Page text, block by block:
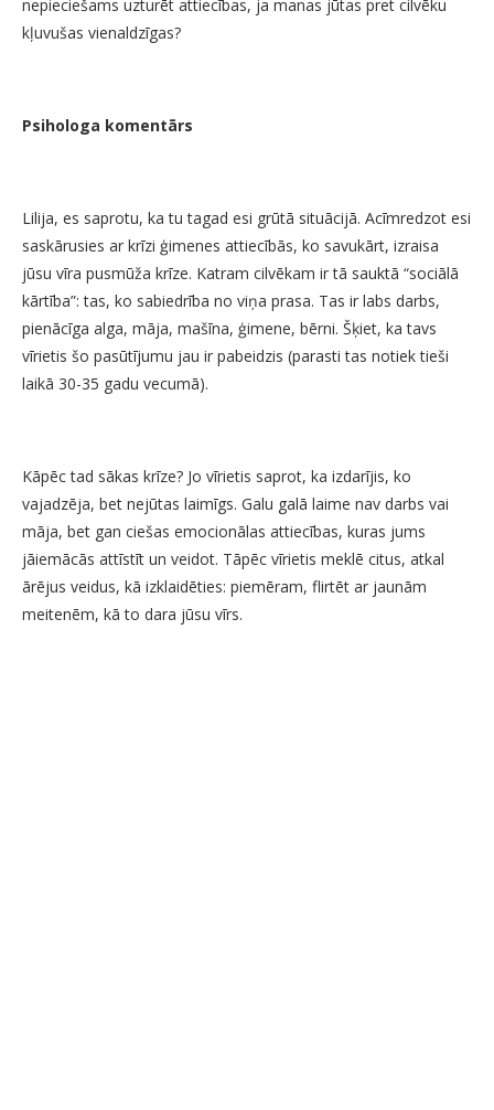
nepieciešams uzturēt attiecības, ja manas jūtas pret cilvēku
kļuvušas vienaldzīgas?
Psihologa komentārs
Lilija, es saprotu, ka tu tagad esi grūtā situācijā. Acīmredzot esi
saskārusies ar krīzi ģimenes attiecībās, ko savukārt, izraisa
jūsu vīra pusmūža krīze. Katram cilvēkam ir tā sauktā “sociālā
kārtība”: tas, ko sabiedrība no viņa prasa. Tas ir labs darbs,
pienācīga alga, māja, mašīna, ģimene, bērni. Šķiet, ka tavs
vīrietis šo pasūtījumu jau ir pabeidzis (parasti tas notiek tieši
laikā 30-35 gadu vecumā).
Kāpēc tad sākas krīze? Jo vīrietis saprot, ka izdarījis, ko
vajadzēja, bet nejūtas laimīgs. Galu galā laime nav darbs vai
māja, bet gan ciešas emocionālas attiecības, kuras jums
jāiemācās attīstīt un veidot. Tāpēc vīrietis meklē citus, atkal
ārējus veidus, kā izklaidēties: piemēram, flirtēt ar jaunām
meitenēm, kā to dara jūsu vīrs.